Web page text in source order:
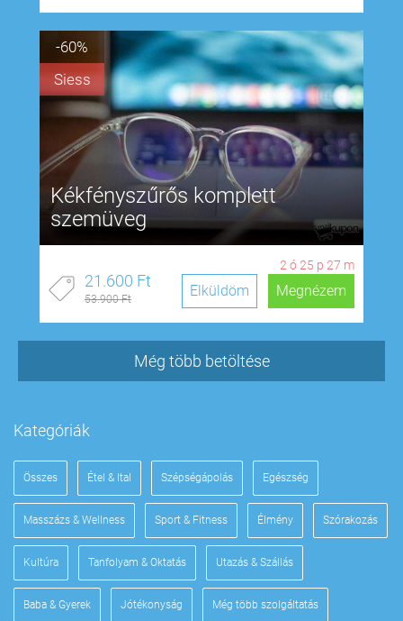
-60%
Siess
Kékfényszűrős komplett
szemüveg
2 ó 25 p 26 m
21.600 Ft
53.900 Ft Megnézem
Elküldöm
Még több betöltése
Kategóriák
Összes Étel & Ital Szépségápolás Egészség
Masszázs & Wellness Sport & Fitness Élmény Szórakozás
Kultúra Tanfolyam & Oktatás Utazás & Szállás
Baba & Gyerek Jótékonyság Még több szolgáltatás